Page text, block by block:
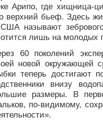
Арипо, где хищница-
верхний бьеф. Здесь
называют
лишь на молодых
60 поколений
новой окружающей
теперь достигают
внизу
размеры. В
по-видимому,